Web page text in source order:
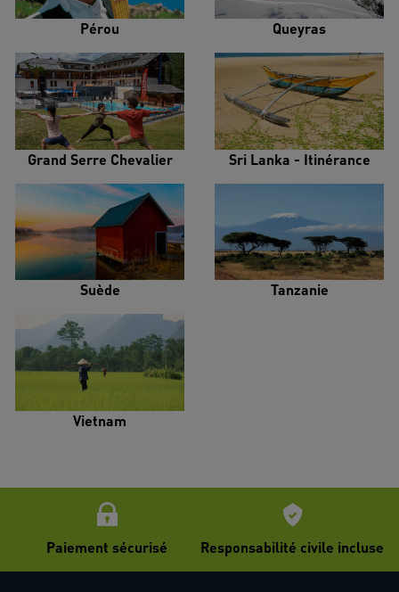
Pérou Queyras
Grand Serre Chevalier Sri Lanka - Itinérance
Suède Tanzanie
Vietnam
Paiement sécurisé Responsabilité civile incluse